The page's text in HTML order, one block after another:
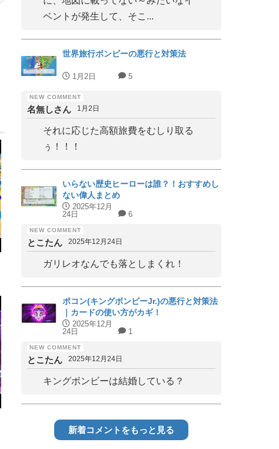
ベントが発生して、そこ...
世界旅行ボンビーの悪行と対策法
1月2日 5
名無しさん 1月2日
それに応じた高額旅費をむしり取る
ぅ！！！
いらない歴史ヒーローは誰？！おすすめし
ない偉人まとめ
2025年12月
24日
6
とこたん 2025年12月24日
ガリレオなんでも落としまくれ！
ポコン(キングボンビーJr.)の悪行と対策法
｜カードの使い方がカギ！
2025年12月
24日
1
とこたん 2025年12月24日
キングボンビーは結婚している？
新着コメントをもっと見る